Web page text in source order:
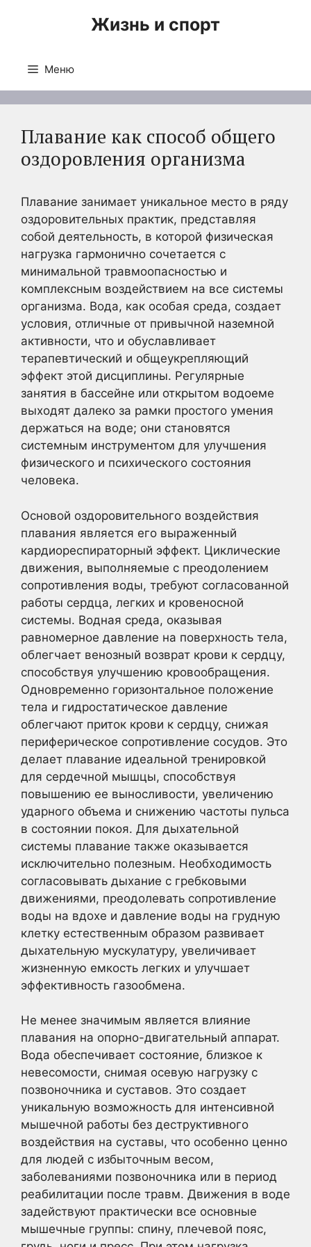
Жизнь и спорт
Меню
Плавание как способ общего
оздоровления организма
Плавание занимает уникальное место в ряду
оздоровительных практик, представляя
собой деятельность, в которой физическая
нагрузка гармонично сочетается с
минимальной травмоопасностью и
комплексным воздействием на все системы
организма. Вода, как особая среда, создает
условия, отличные от привычной наземной
активности, что и обуславливает
терапевтический и общеукрепляющий
эффект этой дисциплины. Регулярные
занятия в бассейне или открытом водоеме
выходят далеко за рамки простого умения
держаться на воде; они становятся
системным инструментом для улучшения
физического и психического состояния
человека.
Основой оздоровительного воздействия
плавания является его выраженный
кардиореспираторный эффект. Циклические
движения, выполняемые с преодолением
сопротивления воды, требуют согласованной
работы сердца, легких и кровеносной
системы. Водная среда, оказывая
равномерное давление на поверхность тела,
облегчает венозный возврат крови к сердцу,
способствуя улучшению кровообращения.
Одновременно горизонтальное положение
тела и гидростатическое давление
облегчают приток крови к сердцу, снижая
периферическое сопротивление сосудов. Это
делает плавание идеальной тренировкой
для сердечной мышцы, способствуя
повышению ее выносливости, увеличению
ударного объема и снижению частоты пульса
в состоянии покоя. Для дыхательной
системы плавание также оказывается
исключительно полезным. Необходимость
согласовывать дыхание с гребковыми
движениями, преодолевать сопротивление
воды на вдохе и давление воды на грудную
клетку естественным образом развивает
дыхательную мускулатуру, увеличивает
жизненную емкость легких и улучшает
эффективность газообмена.
Не менее значимым является влияние
плавания на опорно-двигательный аппарат.
Вода обеспечивает состояние, близкое к
невесомости, снимая осевую нагрузку с
позвоночника и суставов. Это создает
уникальную возможность для интенсивной
мышечной работы без деструктивного
воздействия на суставы, что особенно ценно
для людей с избыточным весом,
заболеваниями позвоночника или в период
реабилитации после травм. Движения в воде
задействуют практически все основные
мышечные группы: спину, плечевой пояс,